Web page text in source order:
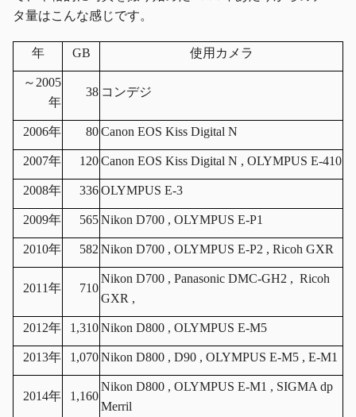
タ量はこんな感じです。
年 GB 使用カメラ
～2005
年
38 コンデジ
2006年 80Canon EOS Kiss Digital N
2007年 120Canon EOS Kiss Digital N , OLYMPUS E-410
2008年 336OLYMPUS E-3
2009年 565Nikon D700 , OLYMPUS E-P1
2010年 582 Nikon D700 , OLYMPUS E-P2 , Ricoh GXR
2011年 710
Nikon D700 , Panasonic DMC-GH2 , Ricoh
GXR ,
2012年 1,310Nikon D800 , OLYMPUS E-M5
2013年 1,070Nikon D800 , D90 , OLYMPUS E-M5 , E-M1
2014年 1,160
Nikon D800 , OLYMPUS E-M1 , SIGMA dp
Merril